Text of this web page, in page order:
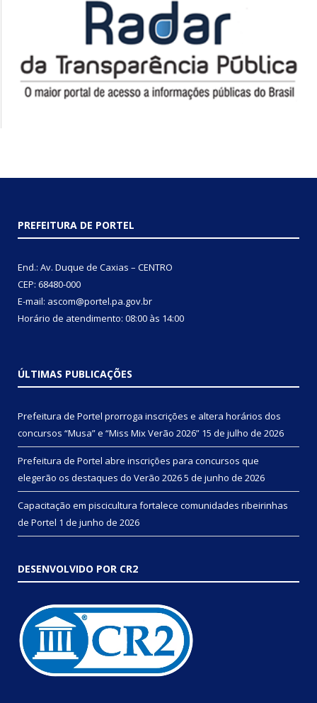
PREFEITURA DE PORTEL
End.: Av. Duque de Caxias – CENTRO
CEP: 68480-000
E-mail: ascom@portel.pa.gov.br
Horário de atendimento: 08:00 às 14:00
ÚLTIMAS PUBLICAÇÕES
Prefeitura de Portel prorroga inscrições e altera horários dos
concursos “Musa” e “Miss Mix Verão 2026” 15 de julho de 2026
Prefeitura de Portel abre inscrições para concursos que
elegerão os destaques do Verão 20265 de junho de 2026
Capacitação em piscicultura fortalece comunidades ribeirinhas
de Portel 1 de junho de 2026
DESENVOLVIDO POR CR2